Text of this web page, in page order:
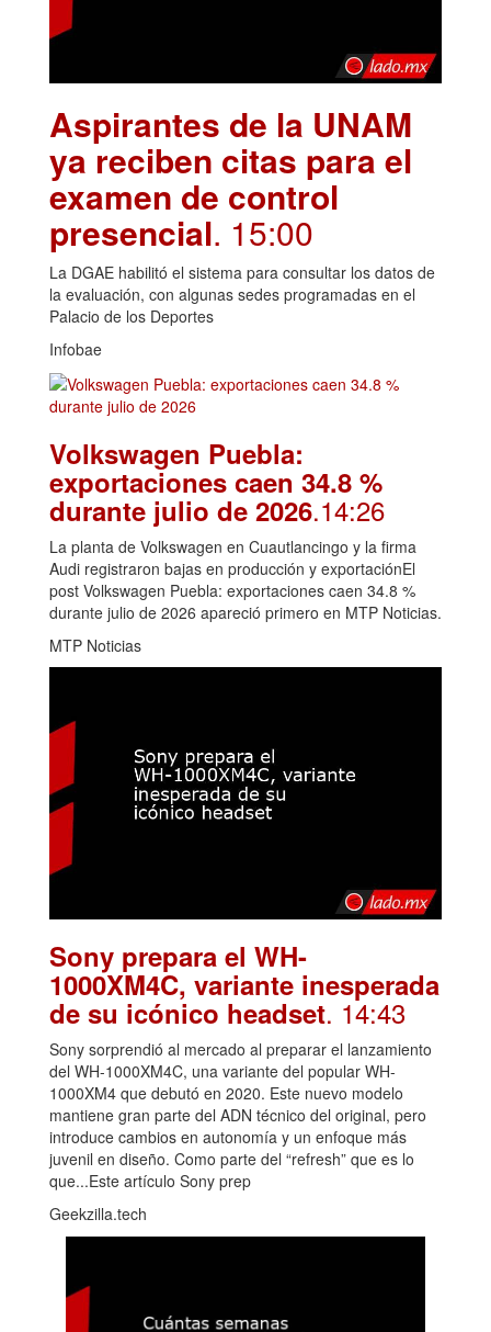
Aspirantes de la UNAM
ya reciben citas para el
examen de control
presencial. 15:00
La DGAE habilitó el sistema para consultar los datos de
la evaluación, con algunas sedes programadas en el
Palacio de los Deportes
Infobae
Volkswagen Puebla:
exportaciones caen 34.8 %
durante julio de 2026.14:26
La planta de Volkswagen en Cuautlancingo y la firma
Audi registraron bajas en producción y exportaciónEl
post Volkswagen Puebla: exportaciones caen 34.8 %
durante julio de 2026 apareció primero en MTP Noticias.
MTP Noticias
Sony prepara el WH-
1000XM4C, variante inesperada
de su icónico headset. 14:43
Sony sorprendió al mercado al preparar el lanzamiento
del WH-1000XM4C, una variante del popular WH-
1000XM4 que debutó en 2020. Este nuevo modelo
mantiene gran parte del ADN técnico del original, pero
introduce cambios en autonomía y un enfoque más
juvenil en diseño. Como parte del “refresh” que es lo
que...Este artículo Sony prep
Geekzilla.tech